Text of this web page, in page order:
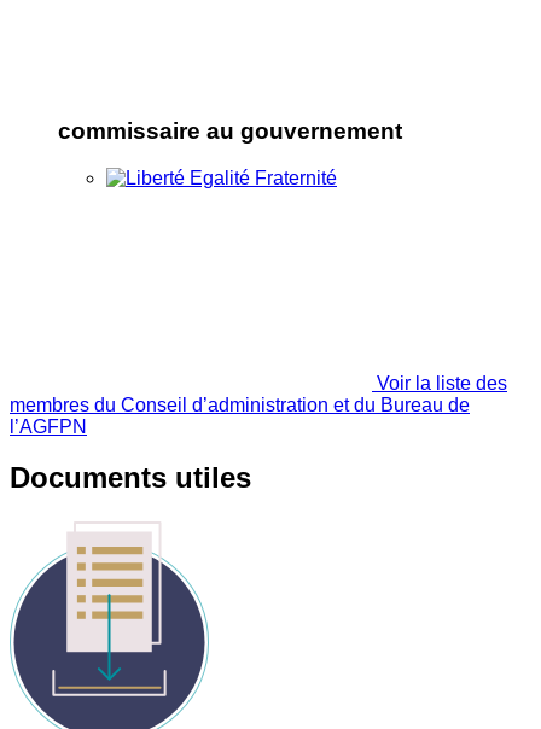
commissaire au gouvernement
Voir la liste des
membres du Conseil d’administration et du Bureau de
l’AGFPN
Documents utiles